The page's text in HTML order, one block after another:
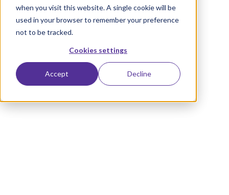
when you visit this website. A single cookie will be
used in your browser to remember your preference
not to be tracked.
Cookies settings
Accept Decline